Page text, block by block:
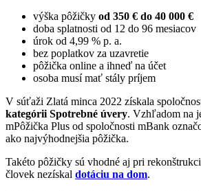
výška pôžičky od 350 € do 40 000 €
doba splatnosti od 12 do 96 mesiacov
úrok od 4,99 % p. a.
bez poplatkov za uzavretie
pôžička online a ihneď na účet
osoba musí mať stály príjem
V súťaži Zlatá minca 2022 získala
kategórii Spotrebné úvery. Vzhľadom na
mPôžička Plus od spoločnosti mBank
ako najvýhodnejšia pôžička.
Takéto pôžičky sú vhodné aj pri
človek nezískal dotáciu na dom.